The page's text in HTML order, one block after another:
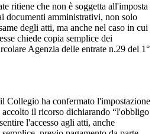
ritiene che non è soggetta all'imposta
documenti amministrativi, non solo
degli atti, ma anche nel caso in cui
chiede copia semplice dei
Agenzia delle entrate n.29 del 1°
Collegio ha confermato l'impostazione
accolto il ricorso dichiarando “l'obbligo
l'accesso agli atti, anche